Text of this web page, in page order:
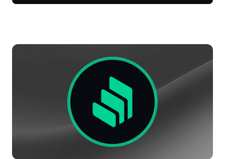
Futures
DOT 1.38%
SOL
财富学院